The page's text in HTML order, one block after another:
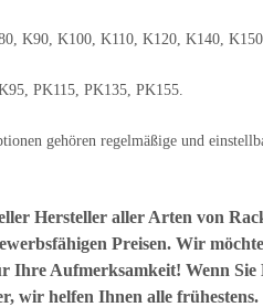
K90, K100, K110, K120, K140,
PK115, PK135, PK155.
gehören regelmäßige und
Hersteller aller Arten von
Preisen. Wir
Ihre Aufmerksamkeit! Wenn
wir helfen Ihnen alle frühestens.